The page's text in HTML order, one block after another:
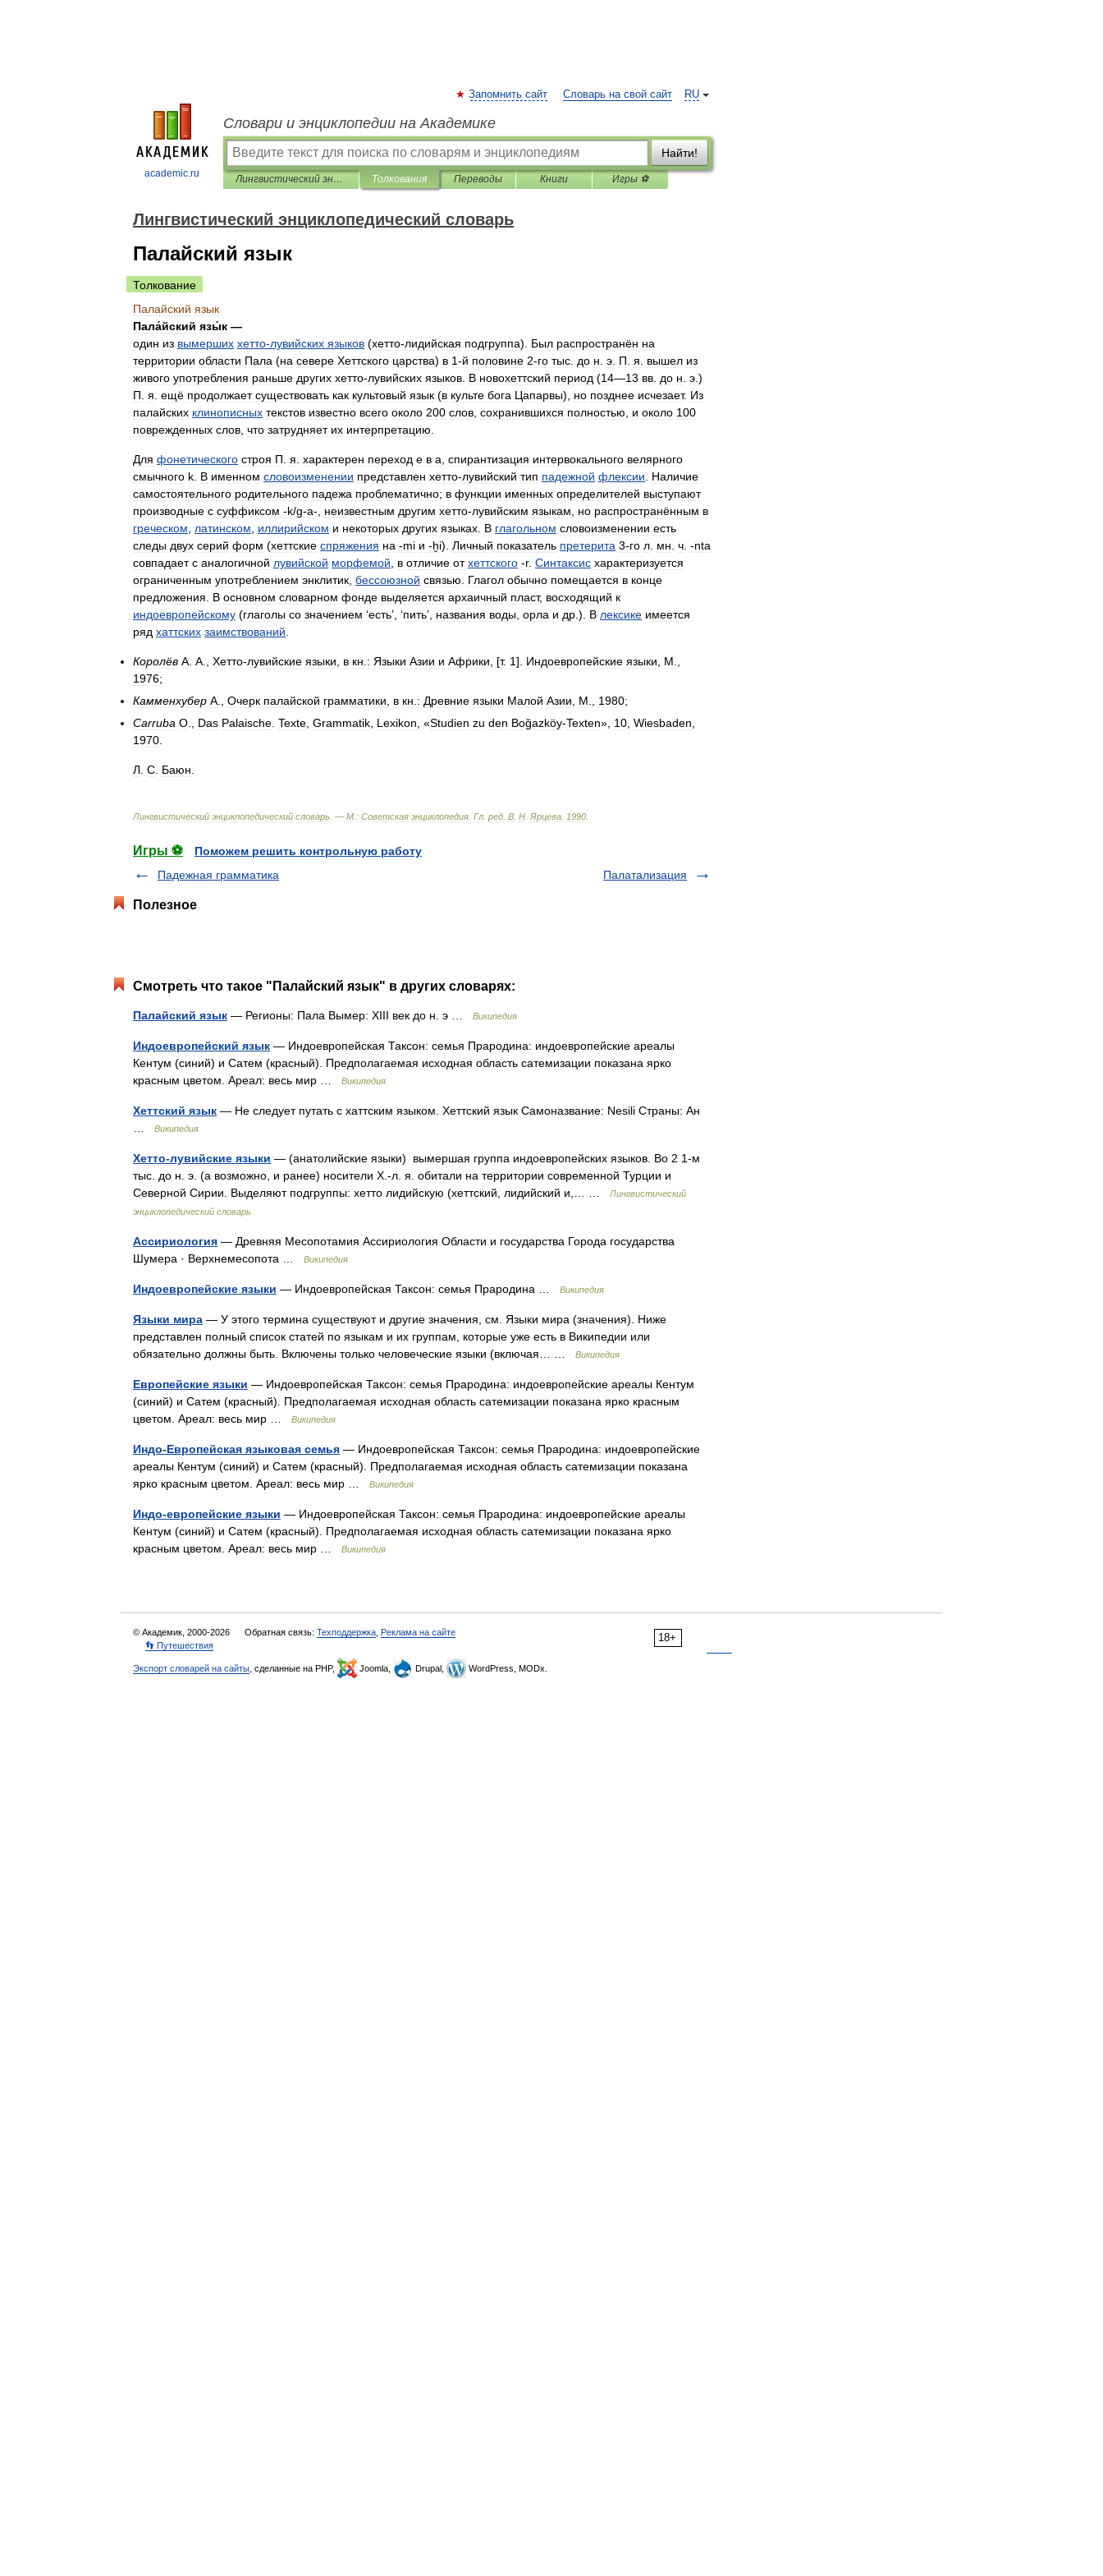
academic.ru
RU
Запомнить сайт Словарь на свой сайт
Словари и энциклопедии на Академике
Найти!
Лингвистический энциклопедический словарь Толкования Переводы Книги Игры ⚽
Лингвистический энциклопедический словарь
Палайский язык
Толкование
Палайский язык
Пала́йский язы́к —
один из вымерших хетто-лувийских языков (хетто-лидийская подгруппа). Был распространён на
территории области Пала (на севере Хеттского царства) в 1‑й половине 2‑го тыс до н э П я вышел из
живого употребления раньше других хетто-лувийских языков В новохеттский период (14—13 вв до н э .)
П я ещё продолжает существовать как культовый язык (в культе бога Цапарвы), но позднее исчезает. Из
палайских клинописных текстов известно всего около 200 слов сохранившихся полностью и около 100
поврежденных слов что затрудняет их интерпретацию
Для фонетического строя П я характерен переход e в a спирантизация интервокального велярного
смычного k В именном словоизменении представлен хетто-лувийский тип падежной флексии
Наличие
самостоятельного родительного падежа проблематично; в функции именных определителей выступают
производные с суффиксом ‑k/g‑a‑ неизвестным другим хетто-лувийским языкам но распространённым в
греческом
латинском иллирийском и некоторых других языках В глагольном словоизменении есть
следы двух серий форм (хеттские спряжения на ‑mi и ‑ḫi). Личный показатель претерита 3‑го л мн ч ‑nta
совпадает с аналогичной лувийской морфемой в отличие от хеттского ‑r. Синтаксис характеризуется
ограниченным употреблением энклитик бессоюзной связью Глагол обычно помещается в конце
предложения
В основном словарном фонде выделяется архаичный пласт, восходящий к
индоевропейскому (глаголы со значением ‘есть’, ‘пить’, названия воды орла и др .). В лексике имеется
ряд хаттских заимствований
Королёв А А Хетто-лувийские языки в кн : Языки Азии и Африки , [т. 1]. Индоевропейские языки М
1976;
Камменхубер А Очерк палайской грамматики в кн : Древние языки Малой Азии М 1980;
Carruba O Das Palaische Texte Grammatik Lexikon , «Studien zu den Boğazköy-Texten», 10 Wiesbaden
1970
Л С Баюн
Лингвистический энциклопедический словарь . — М : Советская энциклопедия Гл ред В Н Ярцева 1990
Игры ⚽
Поможем решить контрольную работу
Падежная грамматика
Палатализация
Полезное
Смотреть что такое "Палайский язык" в других словарях:
Палайский язык — Регионы: Пала Вымер: XIII век до н. э … Википедия
Индоевропейский язык — Индоевропейская Таксон: семья Прародина: индоевропейские ареалы
Кентум (синий) и Сатем (красный). Предполагаемая исходная область сатемизации показана ярко
красным цветом. Ареал: весь мир …
Википедия
Хеттский язык — Не следует путать с хаттским языком. Хеттский язык Самоназвание: Nesili Страны: Ан
Википедия
Хетто-лувийские языки — (анатолийские языки) вымершая группа индоевропейских языков. Во 2 1‑м
тыс. до н. э. (а возможно, и ранее) носители Х.‑л. я. обитали на территории современной Турции и
Северной Сирии. Выделяют подгруппы: хетто лидийскую (хеттский, лидийский и,… …
Лингвистический
энциклопедический словарь
Ассириология — Древняя Месопотамия Ассириология Области и государства Города государства
Шумера · Верхнемесопота …
Википедия
Индоевропейские языки — Индоевропейская Таксон: семья Прародина … Википедия
Языки мира — У этого термина существуют и другие значения, см. Языки мира (значения). Ниже
представлен полный список статей по языкам и их группам, которые уже есть в Википедии или
обязательно должны быть. Включены только человеческие языки (включая… …
Википедия
Европейские языки — Индоевропейская Таксон: семья Прародина: индоевропейские ареалы Кентум
(синий) и Сатем (красный). Предполагаемая исходная область сатемизации показана ярко красным
цветом. Ареал: весь мир …
Википедия
Индо-Европейская языковая семья — Индоевропейская Таксон: семья Прародина: индоевропейские
ареалы Кентум (синий) и Сатем (красный). Предполагаемая исходная область сатемизации показана
ярко красным цветом. Ареал: весь мир …
Википедия
Индо-европейские языки — Индоевропейская Таксон: семья Прародина: индоевропейские ареалы
Кентум (синий) и Сатем (красный). Предполагаемая исходная область сатемизации показана ярко
красным цветом. Ареал: весь мир …
Википедия
18+
© Академик, 2000-2026 Обратная связь: Техподдержка Реклама на сайте
👣 Путешествия
Экспорт словарей на сайты , сделанные на PHP, Joomla, Drupal, WordPress, MODx.